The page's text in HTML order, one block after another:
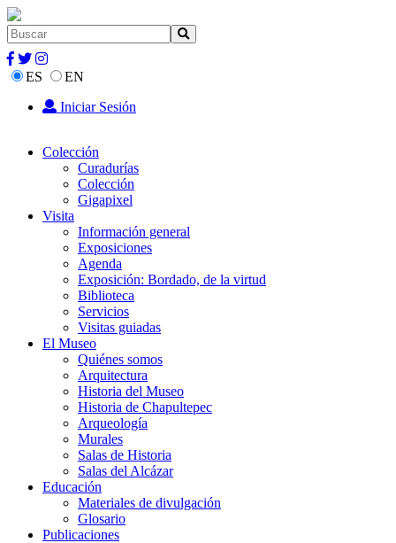
ES
EN
Iniciar Sesión
Colección
Curadurías
Colección
Gigapixel
Visita
Información general
Exposiciones
Agenda
Exposición: Bordado, de la virtud
Biblioteca
Servicios
Visitas guiadas
El Museo
Quiénes somos
Arquitectura
Historia del Museo
Historia de Chapultepec
Arqueología
Murales
Salas de Historia
Salas del Alcázar
Educación
Materiales de divulgación
Glosario
Publicaciones